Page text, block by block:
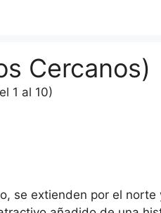
Cercanos)
1 al 10)
se extienden por el